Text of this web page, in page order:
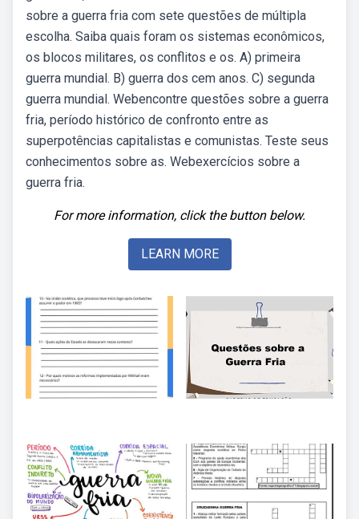
sobre a guerra fria com sete questões de múltipla
escolha. Saiba quais foram os sistemas econômicos,
os blocos militares, os conflitos e os. A) primeira
guerra mundial. B) guerra dos cem anos. C) segunda
guerra mundial. Webencontre questões sobre a guerra
fria, período histórico de confronto entre as
superpotências capitalistas e comunistas. Teste seus
conhecimentos sobre as. Webexercícios sobre a
guerra fria.
For more information, click the button below.
LEARN MORE